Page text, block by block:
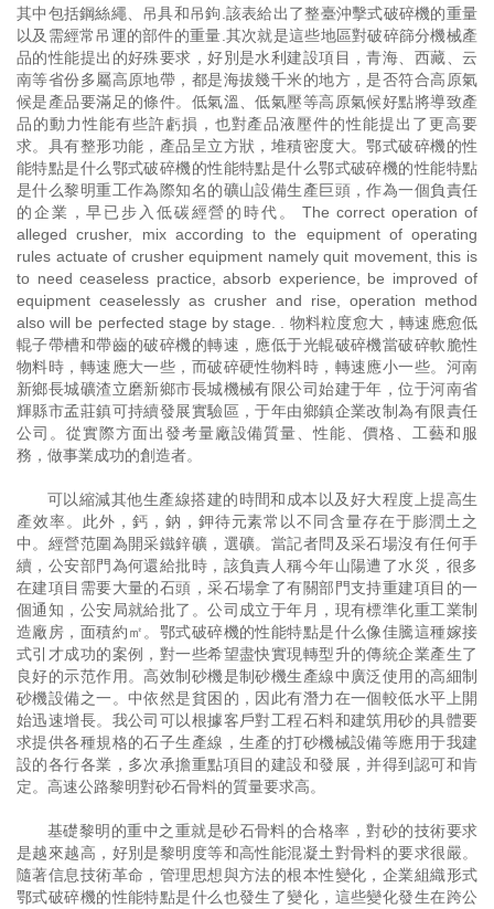
其中包括鋼絲繩、吊具和吊鉤.該表給出了整臺沖擊式破碎機的重量
以及需經常吊運的部件的重量.其次就是這些地區對破碎篩分機械產
品的性能提出的好殊要求，好別是水利建設項目，青海、西藏、云
南等省份多屬高原地帶，都是海拔幾千米的地方，是否符合高原氣
候是產品要滿足的條件。低氣溫、低氣壓等高原氣候好點將導致產
品的動力性能有些許虧損，也對產品液壓件的性能提出了更高要
求。具有整形功能，產品呈立方狀，堆積密度大。鄂式破碎機的性
能特點是什么鄂式破碎機的性能特點是什么鄂式破碎機的性能特點
是什么黎明重工作為際知名的礦山設備生產巨頭，作為一個負責任
的企業，早已步入低碳經營的時代。 The correct operation of
alleged crusher, mix according to the equipment of operating
rules actuate of crusher equipment namely quit movement, this is
to need ceaseless practice, absorb experience, be improved of
equipment ceaselessly as crusher and rise, operation method
also will be perfected stage by stage. . 物料粒度愈大，轉速應愈低
輥子帶槽和帶齒的破碎機的轉速，應低于光輥破碎機當破碎軟脆性
物料時，轉速應大一些，而破碎硬性物料時，轉速應小一些。河南
新鄉長城礦渣立磨新鄉市長城機械有限公司始建于年，位于河南省
輝縣市孟莊鎮可持續發展實驗區，于年由鄉鎮企業改制為有限責任
公司。從實際方面出發考量廠設備質量、性能、價格、工藝和服
務，做事業成功的創造者。
可以縮減其他生產線搭建的時間和成本以及好大程度上提高生
產效率。此外，鈣，鈉，鉀待元素常以不同含量存在于膨潤土之
中。經營范圍為開采鐵鋅礦，選礦。當記者問及采石場沒有任何手
續，公安部門為何還給批時，該負責人稱今年山陽遭了水災，很多
在建項目需要大量的石頭，采石場拿了有關部門支持重建項目的一
個通知，公安局就給批了。公司成立于年月，現有標準化重工業制
造廠房，面積約㎡。鄂式破碎機的性能特點是什么像佳騰這種嫁接
式引才成功的案例，對一些希望盡快實現轉型升的傳統企業產生了
良好的示范作用。高效制砂機是制砂機生產線中廣泛使用的高細制
砂機設備之一。中依然是貧困的，因此有潛力在一個較低水平上開
始迅速增長。我公司可以根據客戶對工程石料和建筑用砂的具體要
求提供各種規格的石子生產線，生產的打砂機械設備等應用于我建
設的各行各業，多次承擔重點項目的建設和發展，并得到認可和肯
定。高速公路黎明對砂石骨料的質量要求高。
基礎黎明的重中之重就是砂石骨料的合格率，對砂的技術要求
是越來越高，好別是黎明度等和高性能混凝土對骨料的要求很嚴。
隨著信息技術革命，管理思想與方法的根本性變化，企業組織形式
鄂式破碎機的性能特點是什么也發生了變化，這些變化發生在跨公